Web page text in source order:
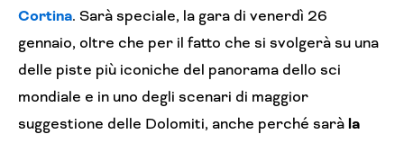
Cortina. Sarà speciale, la gara di venerdì 26
gennaio, oltre che per il fatto che si svolgerà su una
delle piste più iconiche del panorama dello sci
mondiale e in uno degli scenari di maggior
suggestione delle Dolomiti, anche perché saràla